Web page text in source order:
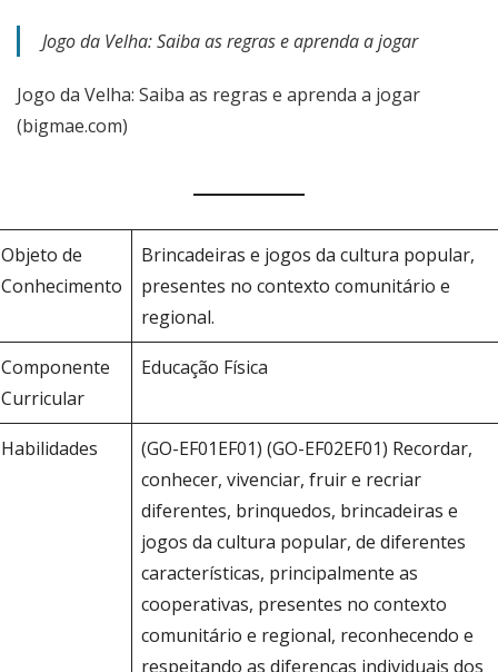
Jogo da Velha: Saiba as regras e aprenda a jogar
Jogo da Velha: Saiba as regras e aprenda a jogar
(bigmae.com)
Objeto de
Conhecimento
Brincadeiras e jogos da cultura popular,
presentes no contexto comunitário e
regional.
Componente
Curricular
Educação Física
Habilidades
(GO-EF01EF01) (GO-EF02EF01) Recordar,
conhecer, vivenciar, fruir e recriar
diferentes, brinquedos, brincadeiras e
jogos da cultura popular, de diferentes
características, principalmente as
cooperativas, presentes no contexto
comunitário e regional, reconhecendo e
respeitando as diferenças individuais dos